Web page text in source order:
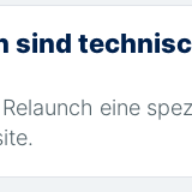
sind
eine